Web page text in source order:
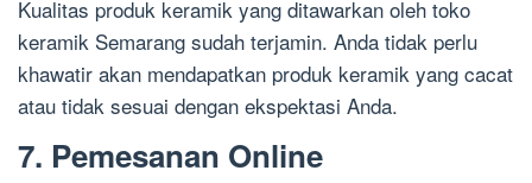
Kualitas produk keramik yang ditawarkan oleh toko
keramik Semarang sudah terjamin. Anda tidak perlu
khawatir akan mendapatkan produk keramik yang cacat
atau tidak sesuai dengan ekspektasi Anda.
7. Pemesanan Online